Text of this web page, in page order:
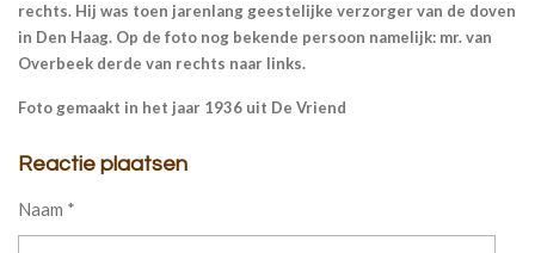
rechts. Hij was toen jarenlang geestelijke verzorger van de doven
in Den Haag. Op de foto nog bekende persoon namelijk: mr. van
Overbeek derde van rechts naar links.
Foto gemaakt in het jaar 1936 uit De Vriend
Reactie plaatsen
Naam *